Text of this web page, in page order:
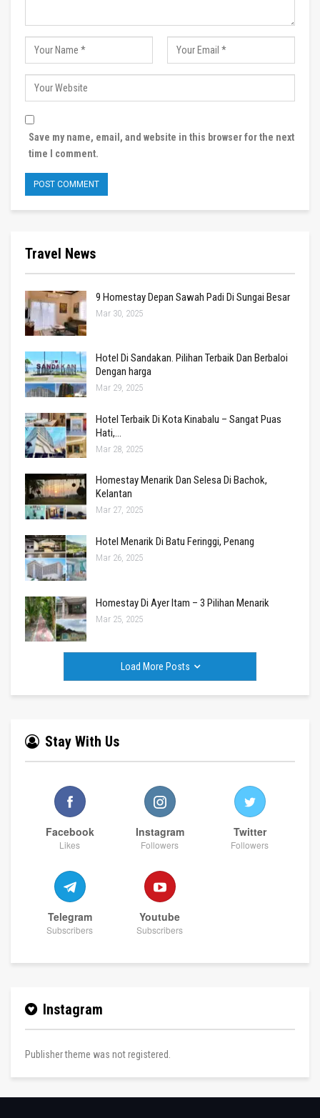
Save my name, email, and website in this browser for the next
time I comment.
Travel News
9 Homestay Depan Sawah Padi Di Sungai Besar
Mar 30, 2025
Hotel Di Sandakan. Pilihan Terbaik Dan Berbaloi
Dengan harga
Mar 29, 2025
Hotel Terbaik Di Kota Kinabalu – Sangat Puas
Hati,…
Mar 28, 2025
Homestay Menarik Dan Selesa Di Bachok,
Kelantan
Mar 27, 2025
Hotel Menarik Di Batu Feringgi, Penang
Mar 26, 2025
Homestay Di Ayer Itam – 3 Pilihan Menarik
Mar 25, 2025
Load More Posts
Stay With Us
Facebook
Likes
Instagram
Followers
Twitter
Followers
Telegram
Subscribers
Youtube
Subscribers
Instagram
Publisher theme was not registered.